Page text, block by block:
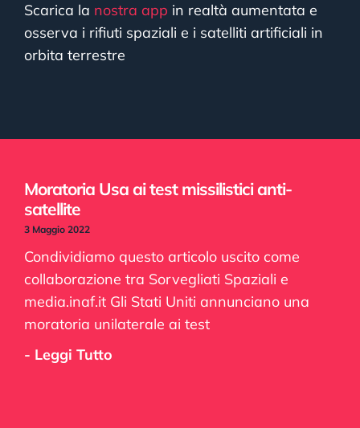
Scarica la nostra app in realtà aumentata e
osserva i rifiuti spaziali e i satelliti artificiali in
orbita terrestre
Moratoria Usa ai test missilistici anti-
satellite
3 Maggio 2022
Condividiamo questo articolo uscito come
collaborazione tra Sorvegliati Spaziali e
media.inaf.it Gli Stati Uniti annunciano una
moratoria unilaterale ai test
- Leggi Tutto